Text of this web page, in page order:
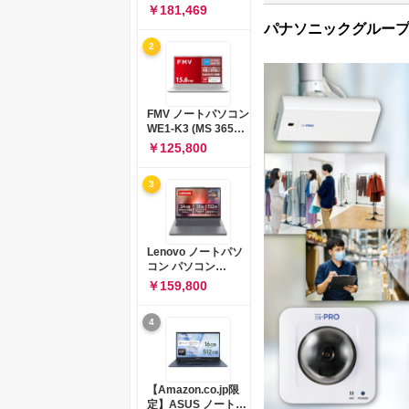
パナソニックグループ
コン 15-fd 15.6イン
チ インテル Core 5
120U メモリ16GB
SSD512GB
Windows 11
Microsoft Office
2024搭載 WPS
Office搭載 カメラシ
ャッター 指紋認証 薄
型 Copilotキー搭載
ナチュラルシルバー
￥181,469
2
FMV ノートパソコン
WE1-K3 (MS 365
Personal/Copilotキ
ー搭載/Win 11/15.6
型/Core
i5/16GB/SSD
512GB/ホワイト)
FMVWK3E15W_AZ
￥125,800
3
Lenovo ノートパソ
コン パソコン
IdeaPad Slim 3 14.0
インチ AMD
Ryzen™ 5 8640HS
メモリ16GB
SSD512GB
Microsoft 365 試用
版 Windows11 バッ
テリー駆動12.6時間
重量1.39kg ルナグレ
￥159,800
4
【Amazon.co.jp限
定】ASUS ノートパ